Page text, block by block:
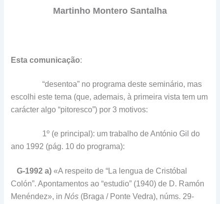
Martinho Montero Santalha
Esta comunicação:
“desentoa” no programa deste seminário, mas
escolhi este tema (que, ademais, à primeira vista tem um
carácter algo “pitoresco”) por 3 motivos:
1º (e principal): um trabalho de António Gil do
ano 1992 (pág. 10 do programa):
G-1992 a) «A respeito de “La lengua de Cristóbal
Colón”. Apontamentos ao “estudio” (1940) de D. Ramón
Menéndez», inNós (Braga / Ponte Vedra), núms. 29-